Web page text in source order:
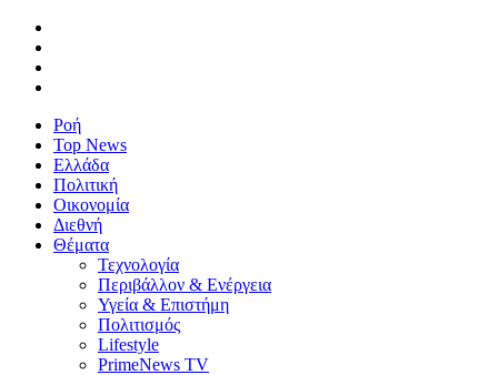
Ροή
Top News
Ελλάδα
Πολιτική
Οικονομία
Διεθνή
Θέματα
Τεχνολογία
Περιβάλλον & Ενέργεια
Υγεία & Επιστήμη
Πολιτισμός
Lifestyle
PrimeNews TV